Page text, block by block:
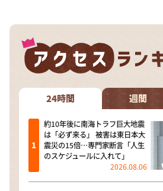
24時間 週間
約10年後に南海トラフ巨大地震
は「必ず来る」 被害は東日本大
震災の15倍…専門家断言「人生
のスケジュールに入れて」
2026.08.06